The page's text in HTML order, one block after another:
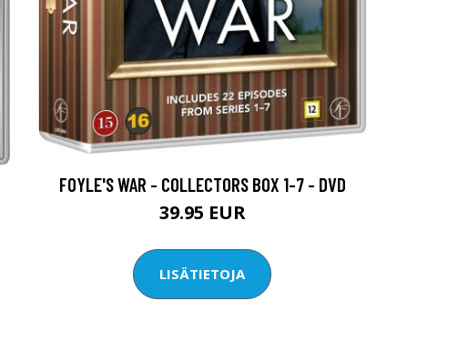
FOYLE'S WAR - COLLECTORS BOX 1-7 - DVD
39.95 EUR
LISÄTIETOJA